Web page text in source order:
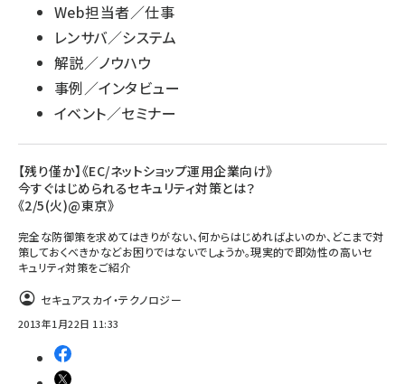
Web担当者／仕事
レンサバ／システム
解説／ノウハウ
事例／インタビュー
イベント／セミナー
【残り僅か】《EC/ネットショップ運用企業向け》
今すぐはじめられるセキュリティ対策とは？
《2/5(火)@東京》
完全な防御策を求めてはきりがない、何からはじめればよいのか、どこまで対
策しておくべきかなどお困りではないでしょうか。現実的で即効性の高いセ
キュリティ対策をご紹介
セキュアスカイ・テクノロジー
2013年1月22日 11:33